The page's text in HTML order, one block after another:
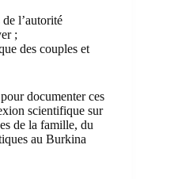
l’autorité
;
des couples et
documenter ces
scientifique sur
de la famille, du
au Burkina